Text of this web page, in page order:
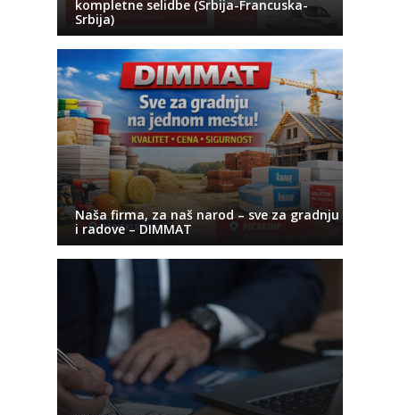
kompletne selidbe (Srbija-Francuska-
Srbija)
Naša firma, za naš narod – sve za gradnju
i radove – DIMMAT